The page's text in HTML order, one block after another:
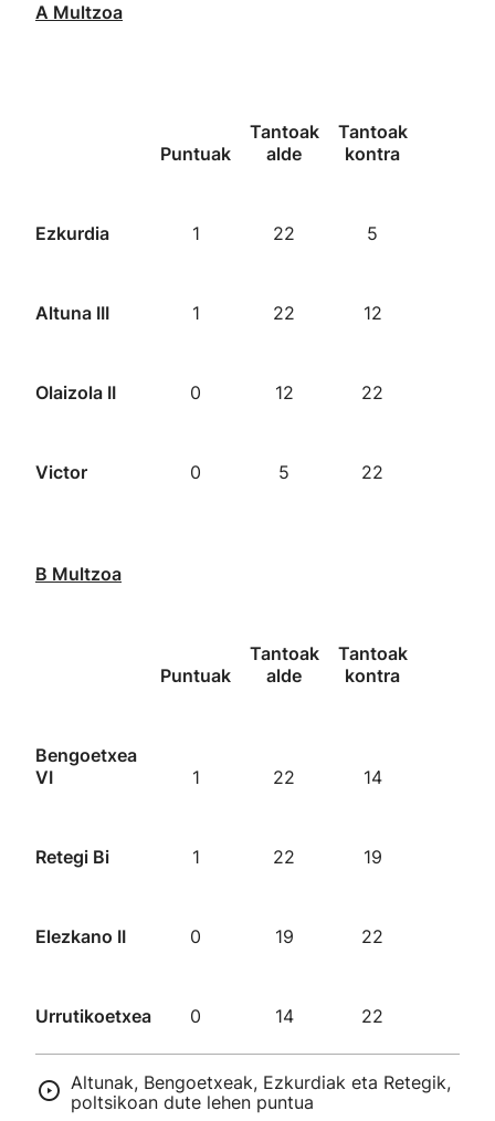
A Multzoa
Puntuak
Tantoak
alde
Tantoak
kontra
Ezkurdia 1 22 5
Altuna III 1 22 12
Olaizola II 0 12 22
Victor 0 5 22
B Multzoa
Puntuak
Tantoak
alde
Tantoak
kontra
Bengoetxea
VI
1 22 14
Retegi Bi 1 22 19
Elezkano II 0 19 22
Urrutikoetxea 0 14 22
Altunak, Bengoetxeak, Ezkurdiak eta Retegik,
poltsikoan dute lehen puntua